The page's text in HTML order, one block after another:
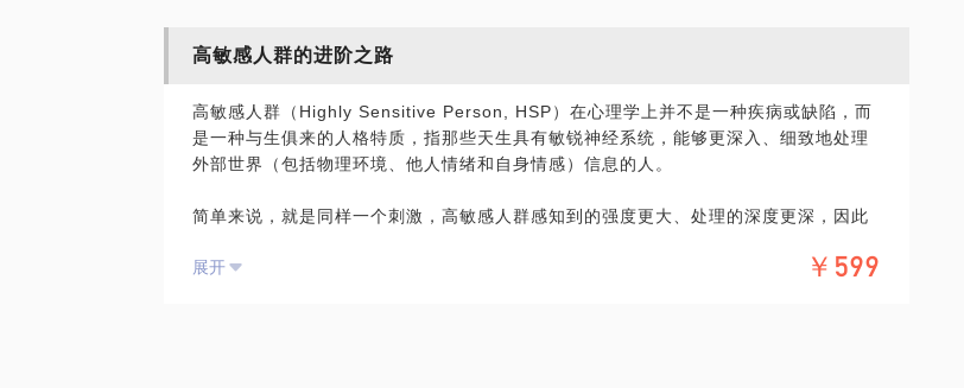
处理的问题包括：原生家庭创伤带来的低自我价值感、讨好型人格、人际边界困扰、过
度负责、缺乏安全感，以及在独立与依赖之间的拉扯。如果你常常觉得自己不够好，或
是在关系中感到疲惫，我可以和你一起，从更深层的地方去理解这些模式，并找到松动
子，陪你清晰照见自己；也会像一位有经验的副驾，在你感到迷茫时，帮你理清方向。
高敏感人群的进阶之路
高敏感人群（Highly Sensitive Person, HSP）在心理学上并不是一种疾病或缺陷，而
是一种与生俱来的人格特质，指那些天生具有敏锐神经系统，能够更深入、细致地处理
外部世界（包括物理环境、他人情绪和自身情感）信息的人。
简单来说，就是同样一个刺激，高敏感人群感知到的强度更大、处理的深度更深，因此
展开 ￥599